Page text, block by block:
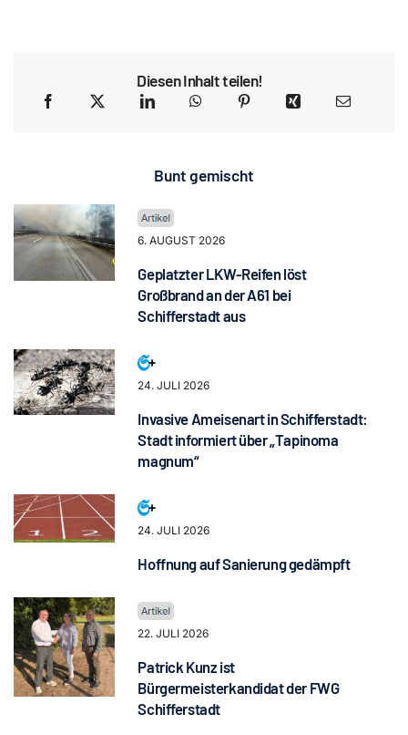
Diesen Inhalt teilen!
Bunt gemischt
6. AUGUST 2026
Geplatzter LKW-Reifen löst
Großbrand an der A61 bei
Schifferstadt aus
24. JULI 2026
Invasive Ameisenart in Schifferstadt:
Stadt informiert über „Tapinoma
magnum“
24. JULI 2026
Hoffnung auf Sanierung gedämpft
22. JULI 2026
Patrick Kunz ist
Bürgermeisterkandidat der FWG
Schifferstadt